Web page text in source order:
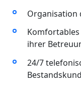
Organisation
ihrer
24/7